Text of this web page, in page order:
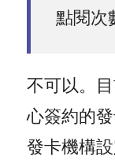
點閱次
不可以。
心簽約的
發卡機構